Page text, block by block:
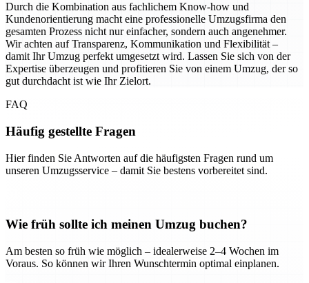
Durch die Kombination aus fachlichem Know-how und
Kundenorientierung macht eine professionelle Umzugsfirma den
gesamten Prozess nicht nur einfacher, sondern auch angenehmer.
Wir achten auf Transparenz, Kommunikation und Flexibilität –
damit Ihr Umzug perfekt umgesetzt wird. Lassen Sie sich von der
Expertise überzeugen und profitieren Sie von einem Umzug, der so
gut durchdacht ist wie Ihr Zielort.
FAQ
Häufig gestellte Fragen
Hier finden Sie Antworten auf die häufigsten Fragen rund um
unseren Umzugsservice – damit Sie bestens vorbereitet sind.
Wie früh sollte ich meinen Umzug buchen?
Am besten so früh wie möglich – idealerweise 2–4 Wochen im
Voraus. So können wir Ihren Wunschtermin optimal einplanen.